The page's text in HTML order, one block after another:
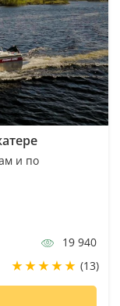
и по
19 940
(13)